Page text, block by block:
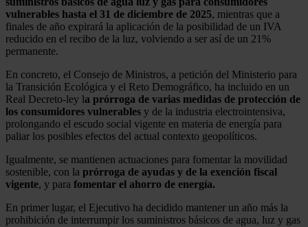
vulnerables hasta el 31 de diciembre de 2025, mientras que a
finales de año expirará la aplicación de la posibilidad de un IVA
reducido en el recibo de la luz, volviendo a ser así de un 21%
permanente.
En concreto, el Consejo de Ministros, a petición del Ministerio para
la Transición Ecológica y el Reto Demográfico, ha incluido en un
Real Decreto-ley la prórroga de varias medidas de protección de
los consumidores vulnerables y de la industria electrointensiva,
prolongando el escudo social vigente en materia de energía para
paliar los posibles efectos del actual contexto geopolíticos.
Igualmente, se mantienen actuaciones para fomentar la movilidad
sostenible, con la prórroga de ayudas y de la exención fiscal
vigente, y para fomentar el ahorro de energía.
En primer lugar, el Ejecutivo ha decidido mantener un año más la
prohibición de interrumpir los suministros básicos de agua, luz y gas